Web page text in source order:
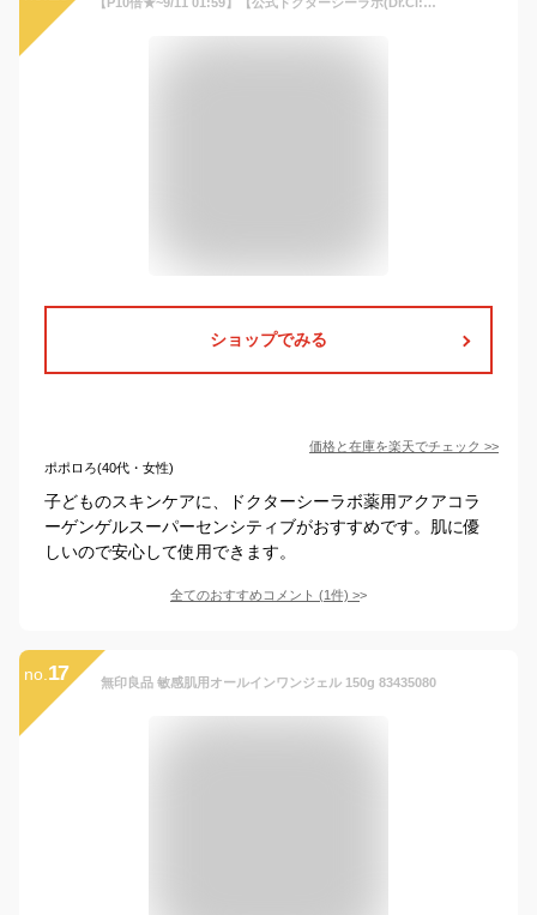
ショップでみる
価格と在庫を楽天でチェック >>
ポポロろ(40代・女性)
子どものスキンケアに、ドクターシーラボ薬用アクアコラ
ーゲンゲルスーパーセンシティブがおすすめです。肌に優
しいので安心して使用できます。
全てのおすすめコメント (1件) >
no. 17 無印良品 敏感肌用オールインワンジェル 150g 83435080